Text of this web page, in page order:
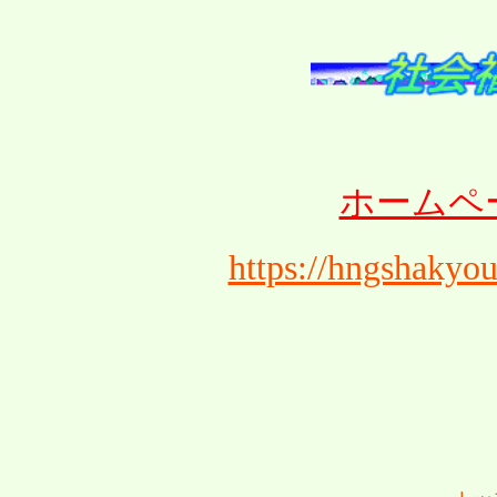
ホームペ
https://